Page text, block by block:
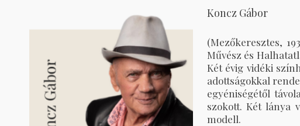
Koncz Gábor
(Mezőkeresztes,
Művész és
Két évig vidéki
adottságokkal
egyéniségétől
szokott. Két lánya
modell.